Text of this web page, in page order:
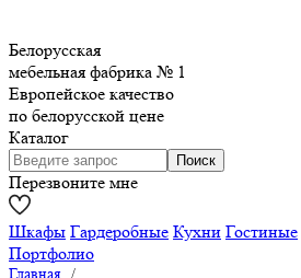
Белорусская
мебельная фабрика № 1
Европейское качество
по белорусской цене
Каталог
Перезвоните мне
Шкафы Гардеробные Кухни Гостиные
Портфолио
Главная /